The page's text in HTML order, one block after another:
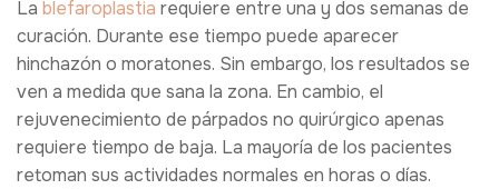
La blefaroplastia requiere entre una y dos semanas de
curación. Durante ese tiempo puede aparecer
hinchazón o moratones. Sin embargo, los resultados se
ven a medida que sana la zona. En cambio, el
rejuvenecimiento de párpados no quirúrgico apenas
requiere tiempo de baja. La mayoría de los pacientes
retoman sus actividades normales en horas o días.